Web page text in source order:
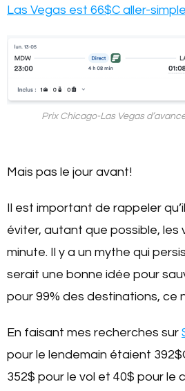
Las Vegas est 66$C aller-simple
Prix Chicago-Las Vegas
Mais pas le jour avant!
Il est important de rappeler
éviter, autant que possible, les
minute. Il y a un mythe qui
serait une bonne idée pour
pour 99% des destinations, ce
En faisant mes recherches sur
pour le lendemain étaient
352$ pour le vol et 40$ pour le